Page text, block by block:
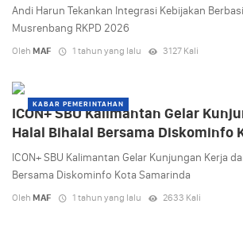
Andi Harun Tekankan Integrasi Kebijakan
Musrenbang RKPD 2026
Oleh MAF 1 tahun yang lalu 3127 Kali
KABAR PEMERINTAHAN
ICON+ SBU Kalimantan Gelar
Halal Bihalal Bersama Diskominfo
ICON+ SBU Kalimantan Gelar Kunjungan Kerja
Bersama Diskominfo Kota Samarinda
Oleh MAF 1 tahun yang lalu 2633 Kali